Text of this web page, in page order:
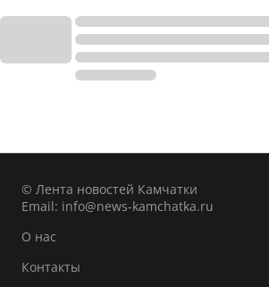
© Лента новостей Камчатки
Email: info@news-kamchatka.ru
О нас
Контакты